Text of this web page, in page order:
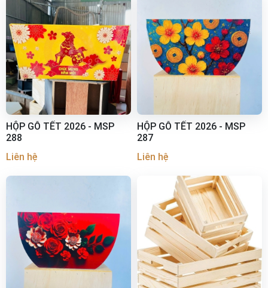
HỘP GỖ TẾT 2026 - MSP
288
Liên hệ
HỘP GỖ TẾT 2026 - MSP
287
Liên hệ